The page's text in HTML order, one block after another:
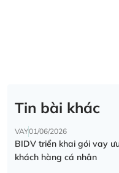
Tin bài khác
VAY01/06/2026
BIDV triển khai gói vay
khách hàng cá nhân